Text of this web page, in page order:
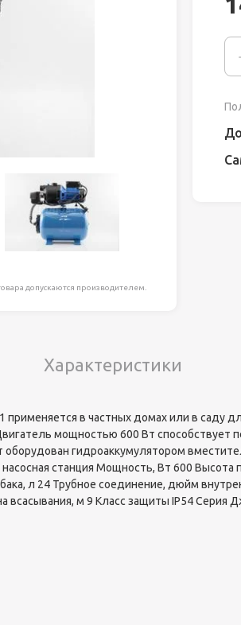
допускаются производителем.
Характеристики
в частных домах или в саду
мощностью 600 Вт способствует
оборудован гидроаккумулятором
насосная станция Мощность, Вт 600
л 24 Трубное соединение, дюйм
всасывания, м 9 Класс защиты IP54